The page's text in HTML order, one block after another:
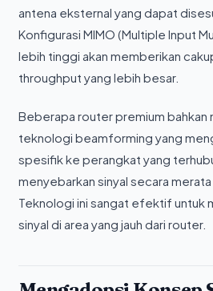
antena eksternal yang dapat
Konfigurasi MIMO (Multiple Input
lebih tinggi akan memberikan
throughput yang lebih besar.
Beberapa router premium bahkan
teknologi beamforming yang
spesifik ke perangkat yang
menyebarkan sinyal secara merata
Teknologi ini sangat efektif untuk
sinyal di area yang jauh dari router.